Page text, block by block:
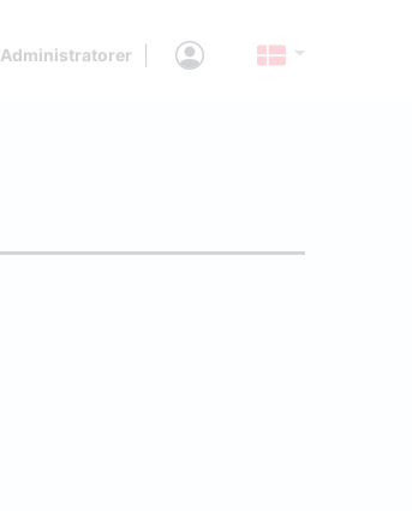
Administratorer